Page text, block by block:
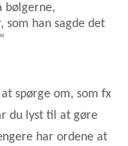
bølgerne,
som han sagde det
spørge om, som fx
du lyst til at gøre
har ordene at